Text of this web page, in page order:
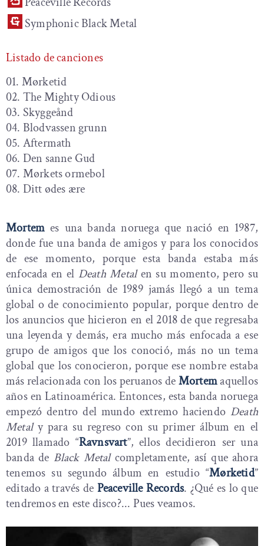
Symphonic Black Metal
Listado de canciones
01. Mørketid
02. The Mighty Odious
03. Skyggeånd
04. Blodvassen grunn
05. Aftermath
06. Den sanne Gud
07. Mørkets ormebol
08. Ditt ødes ære
Mortem es una banda noruega que nació en 1987,
donde fue una banda de amigos y para los conocidos
de ese momento, porque esta banda estaba más
enfocada en el Death Metalen su momento, pero su
única demostración de 1989 jamás llegó a un tema
global o de conocimiento popular, porque dentro de
los anuncios que hicieron en el 2018 de que regresaba
una leyenda y demás, era mucho más enfocada a ese
grupo de amigos que los conoció, más no un tema
global que los conocieron, porque ese nombre estaba
más relacionada con los peruanos deMortemaquellos
años en Latinoamérica. Entonces, esta banda noruega
empezó dentro del mundo extremo haciendo Death
Metaly para su regreso con su primer álbum en el
2019 llamado “Ravnsvart”, ellos decidieron ser una
banda de Black Metalcompletamente, así que ahora
tenemos su segundo álbum en estudio “Mørketid”
editado a través de Peaceville Records. ¿Qué es lo que
tendremos en este disco?... Pues veamos.